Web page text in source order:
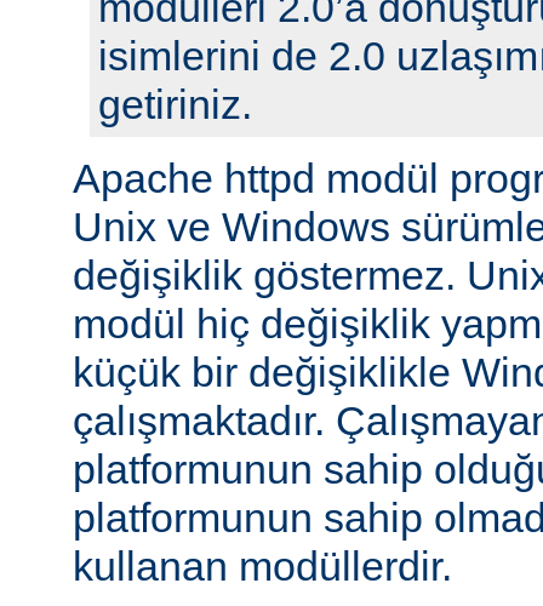
isimlerini de 2.0
getiriniz.
Apache httpd modül
Unix ve Windows
değişiklik göstermez.
modül hiç değişiklik
küçük bir değişiklikle
çalışmaktadır.
platformunun sahip
platformunun sahip
kullanan modüllerdir.